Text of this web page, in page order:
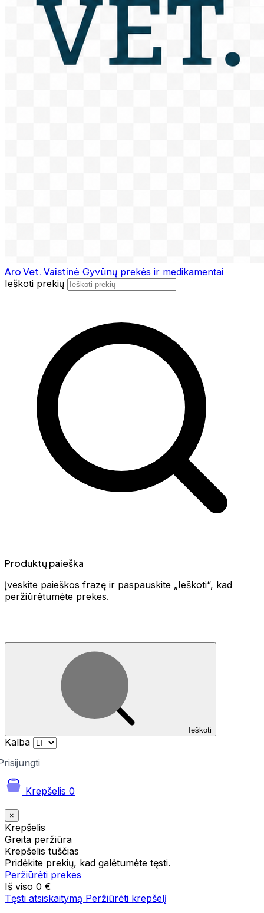
Aro Vet. Vaistinė Gyvūnų prekės ir medikamentai
Ieškoti prekių
Produktų paieška
Įveskite paieškos frazę ir paspauskite „Ieškoti“, kad
peržiūrėtumėte prekes.
Ieškoti
Kalba
Krepšelis 0
×
Krepšelis
Greita peržiūra
Krepšelis tuščias
Pridėkite prekių, kad galėtumėte tęsti.
Peržiūrėti prekes
Iš viso 0 €
Tęsti atsiskaitymą Peržiūrėti krepšelį